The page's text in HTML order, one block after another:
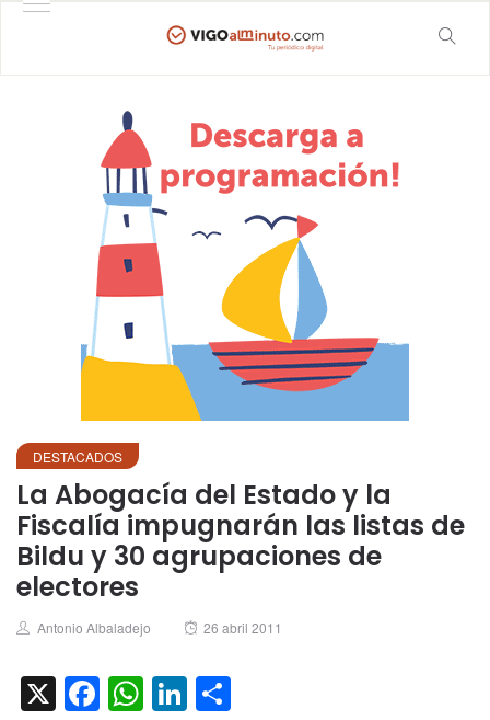
DESTACADOS
La Abogacía del Estado y la
Fiscalía impugnarán las listas de
Bildu y 30 agrupaciones de
electores
Author
Antonio Albaladejo
Posted
26 abril 2011
X Facebook
WhatsApp
LinkedIn